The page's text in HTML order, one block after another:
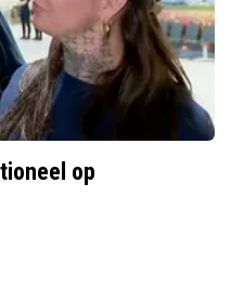
op